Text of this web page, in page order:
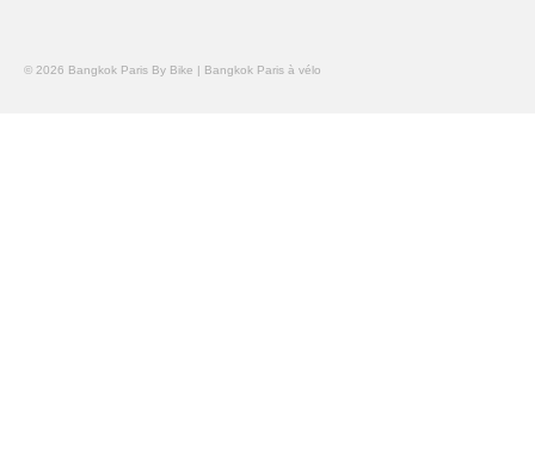
© 2026 Bangkok Paris By Bike | Bangkok Paris à vélo